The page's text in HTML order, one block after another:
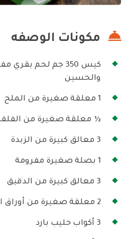
مكونات الوصفه
كيس 350 جم لحم
والحسين
1 معلقة صغيرة من الملح
½ معلقة صغيرة من
3 معالق كبيرة من الزبدة
1 بصلة صغيرة مفرومة
3 معالق كبيرة من الدقيق
2 معلقة صغيرة من أوراق الزعتر الطازج مفروم
3 أكواب حليب بارد